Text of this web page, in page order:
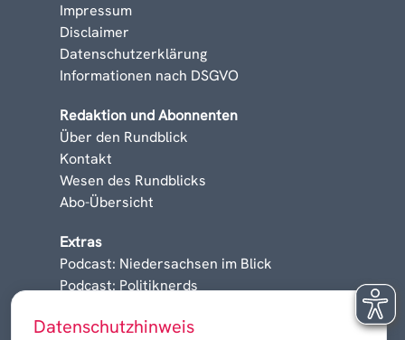
Datenschutzhinweis
Impressum
Disclaimer
Datenschutzerklärung
Informationen nach DSGVO
Redaktion und Abonnenten
Über den Rundblick
Kontakt
Wesen des Rundblicks
Abo-Übersicht
Extras
Podcast: Niedersachsen im Blick
Podcast: Politiknerds
Karrieren, Krisen & Kontroversen